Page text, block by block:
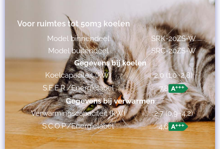
Voor ruimtes tot 50m3 koelen
Model binnendeel
SRK-20ZS-W
Model buitendeel
SRC-20ZS-W
Gegevens bij koelen
Koelcapaciteit (kW)
2,0 (1,0~2,8)
S.E.E.R./Energielabel
7,8
Gegevens bij verwarmen
Verwarmingscapaciteit (kW)
2,7 (0,9~4,2)
S.C.O.P./Energielabel
4,6